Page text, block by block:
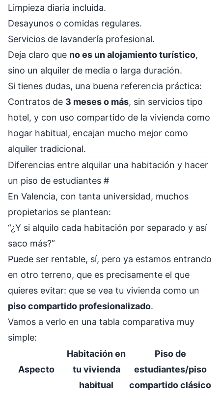
Limpieza diaria incluida.
Desayunos o comidas regulares.
Servicios de lavandería profesional.
Deja claro que no es un alojamiento turístico,
sino un alquiler de media o larga duración.
Si tienes dudas, una buena referencia práctica:
Contratos de 3 meses o más, sin servicios tipo
hotel, y con uso compartido de la vivienda como
hogar habitual, encajan mucho mejor como
alquiler tradicional.
Diferencias entre alquilar una habitación y hacer
un piso de estudiantes #
En Valencia, con tanta universidad, muchos
propietarios se plantean:
“¿Y si alquilo cada habitación por separado y así
saco más?”
Puede ser rentable, sí, pero ya estamos entrando
en otro terreno, que es precisamente el que
quieres evitar: que se vea tu vivienda como un
piso compartido profesionalizado.
Vamos a verlo en una tabla comparativa muy
simple:
Aspecto
Habitación en
tu vivienda
habitual
Piso de
estudiantes/piso
compartido clásico